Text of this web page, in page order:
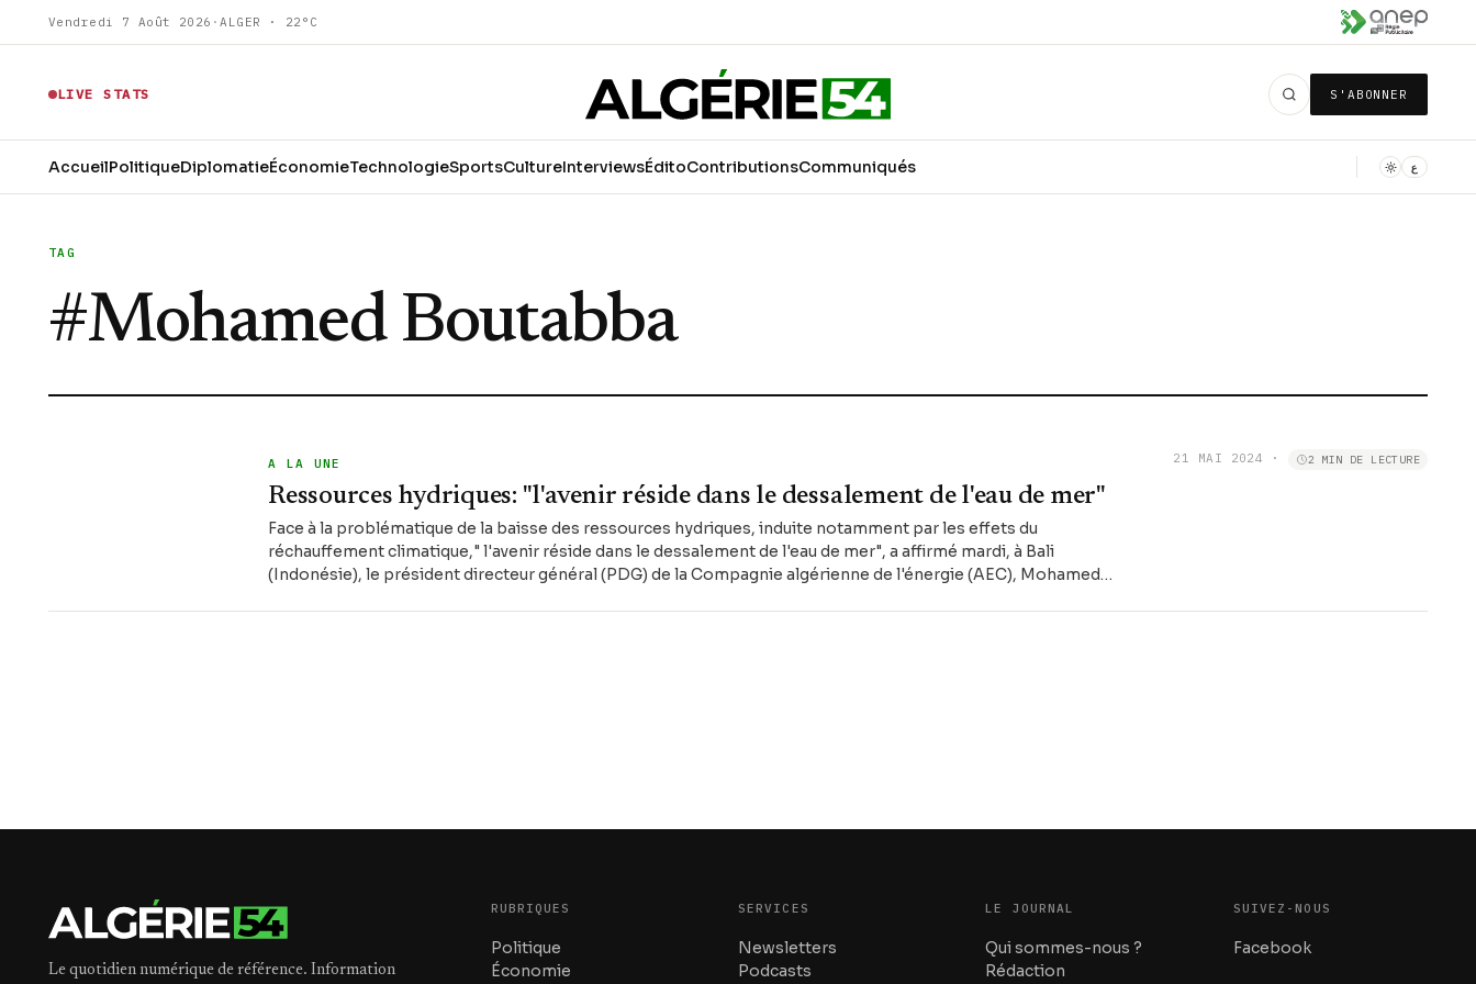
Vendredi 7 Août 2026 ·ALGER · 22°C
LIVE STATS S'ABONNER
AccueilPolitiqueDiplomatieÉconomieTechnologieSportsCultureInterviewsÉditoContributionsCommuniqués ع
TAG
#Mohamed Boutabba
A LA UNE
Ressources hydriques: "l'avenir réside dans le dessalement de l'eau de mer"
Face à la problématique de la baisse des ressources hydriques, induite notamment par les effets du
réchauffement climatique," l'avenir réside dans le dessalement de l'eau de mer", a affirmé mardi, à Bali
(Indonésie), le président directeur général (PDG) de la Compagnie algérienne de l'énergie (AEC), Mohamed
21 MAI 2024 · 2 MIN DE LECTURE
Le quotidien numérique de référence. Information
RUBRIQUES
Politique
Économie
SERVICES
Newsletters
Podcasts
LE JOURNAL
Qui sommes-nous ?
Rédaction
SUIVEZ-NOUS
Facebook